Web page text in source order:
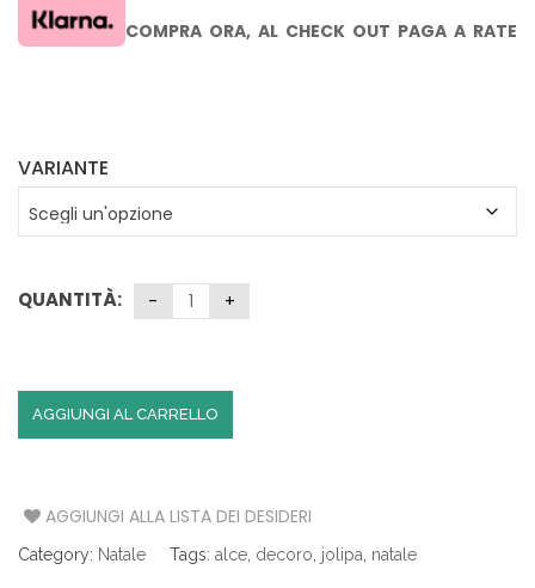
COMPRA ORA, AL CHECK OUT PAGA A RATE
VARIANTE
QUANTITÀ:
AGGIUNGI AL CARRELLO
AGGIUNGI ALLA LISTA DEI DESIDERI
Category: Natale Tags: alce, decoro, jolipa, natale